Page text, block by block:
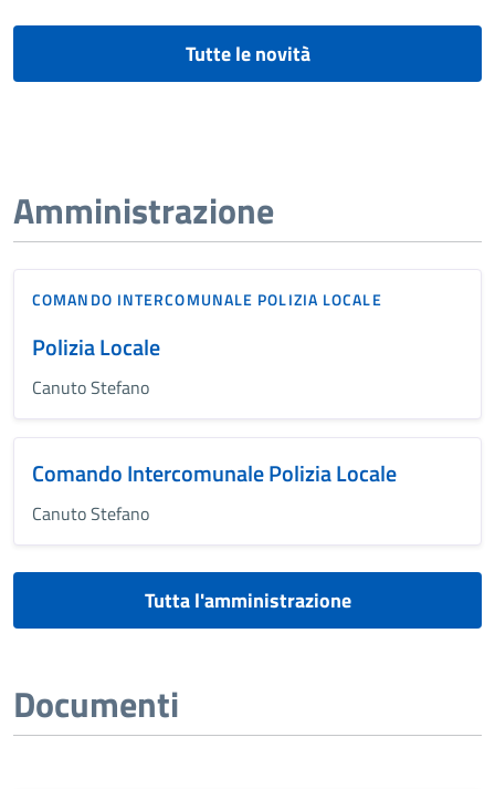
Tutte le novità
Amministrazione
COMANDO INTERCOMUNALE POLIZIA LOCALE
Polizia Locale
Canuto Stefano
Comando Intercomunale Polizia Locale
Canuto Stefano
Tutta l'amministrazione
Documenti